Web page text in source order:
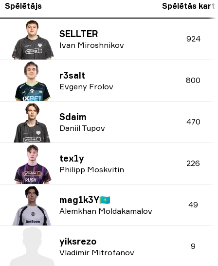
Spēlētājs Spēlētās
SELLTER
Ivan Miroshnikov
924
r3salt
Evgeny Frolov
800
Sdaim
Daniil Tupov
470
tex1y
Philipp Moskvitin
226
mag1k3Y🇰🇿
Alemkhan Moldakamalov
49
yiksrezo
Vladimir Mitrofanov
9